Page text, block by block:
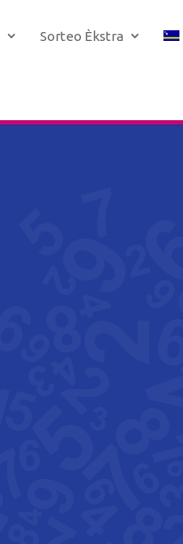
Sorteo Èkstra